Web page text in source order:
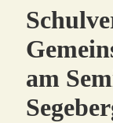
am